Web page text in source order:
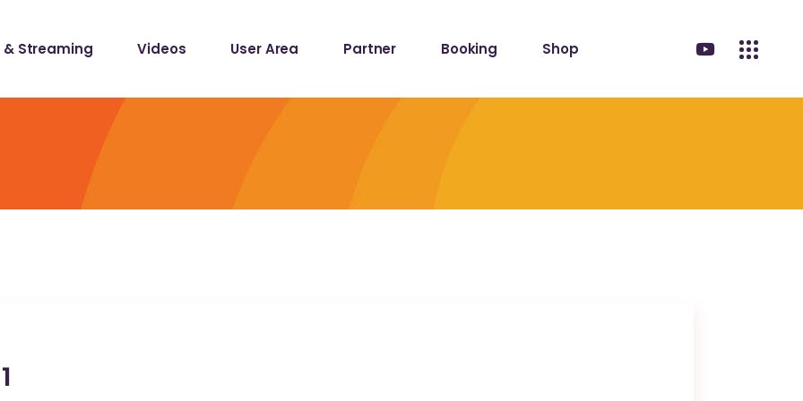
& Streaming Videos User Area Partner Booking Shop